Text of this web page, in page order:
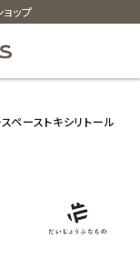
ップ
ペーストキシリトール